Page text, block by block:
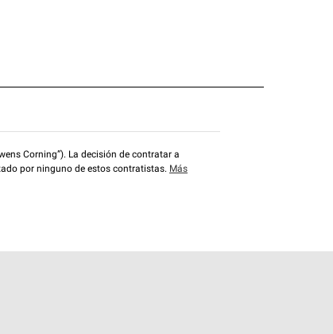
Corning”). La decisión de contratar a
por ninguno de estos contratistas. Más